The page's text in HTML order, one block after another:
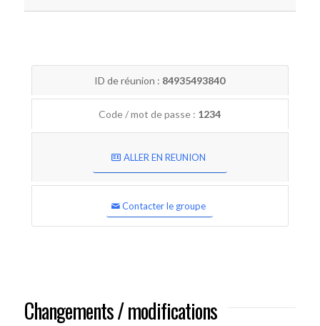
ID de réunion : 84935493840
Code / mot de passe : 1234
ALLER EN REUNION
Contacter le groupe
Changements / modifications